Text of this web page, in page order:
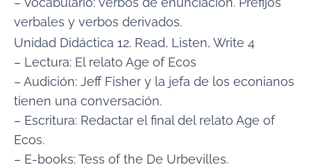
verbales y verbos derivados.
Unidad Didáctica 12. Read, Listen, Write 4
– Lectura: El relato Age of Ecos
– Audición: Jeff Fisher y la jefa de los econianos
tienen una conversación.
– Escritura: Redactar el final del relato Age of
Ecos.
– E-books: Tess of the De Urbevilles.